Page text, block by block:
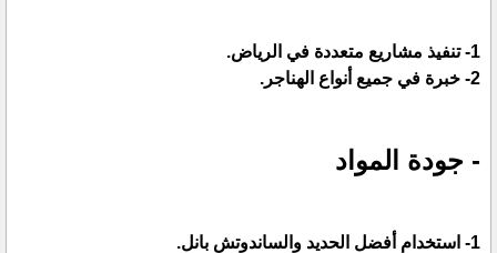
1- تنفيذ مشاريع متعددة في الرياض.
2- خبرة في جميع أنواع الهناجر.
- جودة المواد
1- استخدام أفضل الحديد والساندوتش بانل.